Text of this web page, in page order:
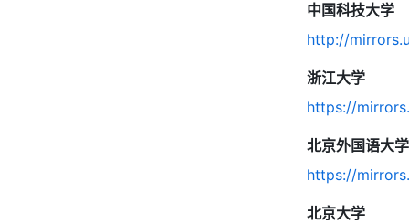
中国科技大学
http://
浙江大学
https://
北京外国语大学
https://
北京大学